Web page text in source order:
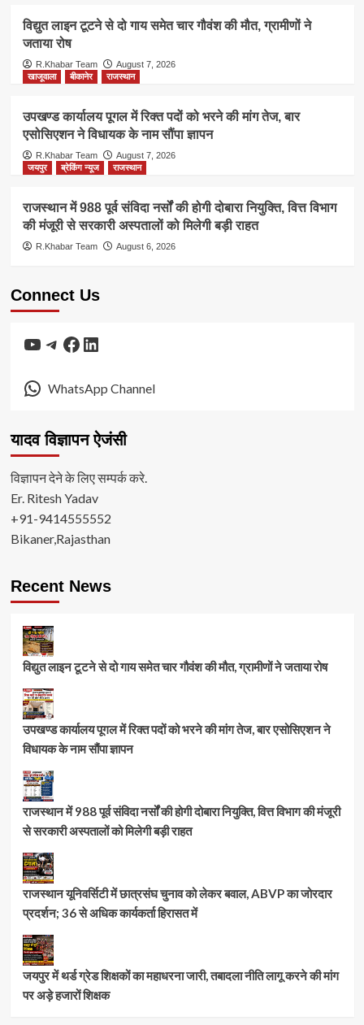
विद्युत लाइन टूटने से दो गाय समेत चार गौवंश की मौत, ग्रामीणों ने
जताया रोष
R.Khabar Team
August 7, 2026
खाजूवाला
बीकानेर राजस्थान
उपखण्ड कार्यालय पूगल में रिक्त पदों को भरने की मांग तेज, बार
एसोसिएशन ने विधायक के नाम सौंपा ज्ञापन
R.Khabar Team
August 7, 2026
जयपुर
ब्रेकिंग न्यूज राजस्थान
राजस्थान में 988 पूर्व संविदा नर्सों की होगी दोबारा नियुक्ति, वित्त विभाग
की मंजूरी से सरकारी अस्पतालों को मिलेगी बड़ी राहत
R.Khabar Team August 6, 2026
Connect Us
YouTube
Telegram
Facebook
LinkedIn
WhatsApp Channel
यादव विज्ञापन ऐजंसी
विज्ञापन देने के लिए सम्पर्क करे.
Er. Ritesh Yadav
+91-9414555552
Bikaner,Rajasthan
Recent News
विद्युत लाइन टूटने से दो गाय समेत चार गौवंश की मौत, ग्रामीणों ने जताया रोष
उपखण्ड कार्यालय पूगल में रिक्त पदों को भरने की मांग तेज, बार एसोसिएशन ने
विधायक के नाम सौंपा ज्ञापन
राजस्थान में 988 पूर्व संविदा नर्सों की होगी दोबारा नियुक्ति, वित्त विभाग की मंजूरी
से सरकारी अस्पतालों को मिलेगी बड़ी राहत
राजस्थान यूनिवर्सिटी में छात्रसंघ चुनाव को लेकर बवाल, ABVP का जोरदार
प्रदर्शन; 36 से अधिक कार्यकर्ता हिरासत में
जयपुर में थर्ड ग्रेड शिक्षकों का महाधरना जारी, तबादला नीति लागू करने की मांग
पर अड़े हजारों शिक्षक